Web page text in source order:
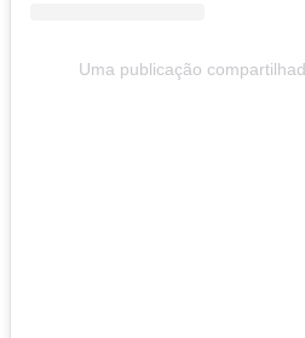
Uma publicação